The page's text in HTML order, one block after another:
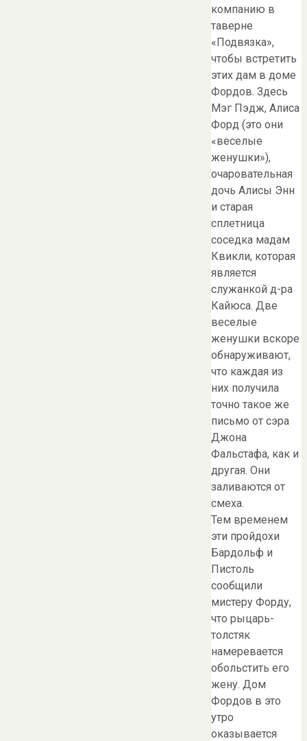
компанию в
таверне
«Подвязка»,
чтобы встретить
этих дам в доме
Фордов. Здесь
Мэг Пэдж, Алиса
Форд (это они
«веселые
женушки»),
очаровательная
дочь Алисы Энн
и старая
сплетница
соседка мадам
Квикли, которая
является
служанкой д-ра
Кайюса. Две
веселые
женушки вскоре
обнаруживают,
что каждая из
них получила
точно такое же
письмо от сэра
Джона
Фальстафа, как и
другая. Они
заливаются от
смеха.
Тем временем
эти пройдохи
Бардольф и
Пистоль
сообщили
мистеру Форду,
что рыцарь-
толстяк
намеревается
обольстить его
жену. Дом
Фордов в это
утро
оказывается